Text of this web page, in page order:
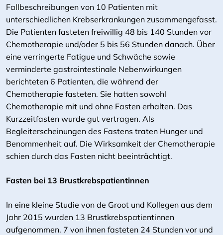
Fallbeschreibungen von 10 Patienten mit
unterschiedlichen Krebserkrankungen zusammengefasst.
Die Patienten fasteten freiwillig 48 bis 140 Stunden vor
Chemotherapie und/oder 5 bis 56 Stunden danach. Über
eine verringerte Fatigue und Schwäche sowie
verminderte gastrointestinale Nebenwirkungen
berichteten 6 Patienten, die während der
Chemotherapie fasteten. Sie hatten sowohl
Chemotherapie mit und ohne Fasten erhalten. Das
Kurzzeitfasten wurde gut vertragen. Als
Begleiterscheinungen des Fastens traten Hunger und
Benommenheit auf. Die Wirksamkeit der Chemotherapie
schien durch das Fasten nicht beeinträchtigt.
Fasten bei 13 Brustkrebspatientinnen
In eine kleine Studie von de Groot und Kollegen aus dem
Jahr 2015 wurden 13 Brustkrebspatientinnen
aufgenommen. 7 von ihnen fasteten 24 Stunden vor und